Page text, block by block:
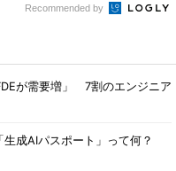
Recommended by
が需要増」 7割のエンジニア
成AIパスポート」って何？